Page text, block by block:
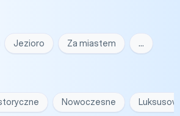
Jezioro Za miastem …
Nowoczesne